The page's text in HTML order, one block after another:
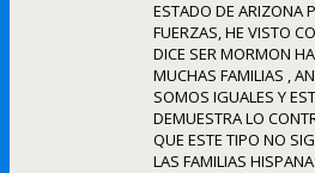
ESTADO DE ARIZONA
FUERZAS, HE VISTO
DICE SER MORMON
MUCHAS FAMILIAS ,
SOMOS IGUALES Y
DEMUESTRA LO
QUE ESTE TIPO NO
LAS FAMILIAS